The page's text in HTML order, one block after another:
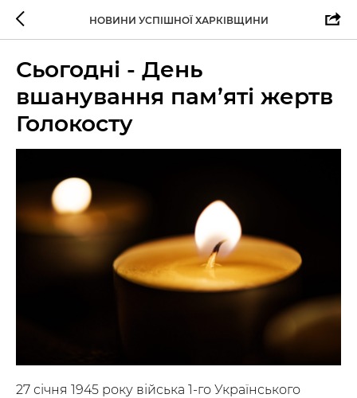
НОВИНИ УСПІШНОЇ ХАРКІВЩИНИ
Сьогодні - День
вшанування пам’яті жертв
Голокосту
27 січня 1945 року війська 1-го Українського